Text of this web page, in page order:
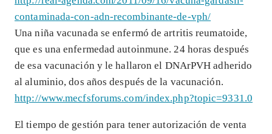
contaminada-con-adn-recombinante-de-vph/
Una niña vacunada se enfermó de artritis reumatoide,
que es una enfermedad autoinmune. 24 horas después
de esa vacunación y le hallaron el DNArPVH adherido
al aluminio, dos años después de la vacunación.
http://www.mecfsforums.com/index.php?topic=9331.0
El tiempo de gestión para tener autorización de venta